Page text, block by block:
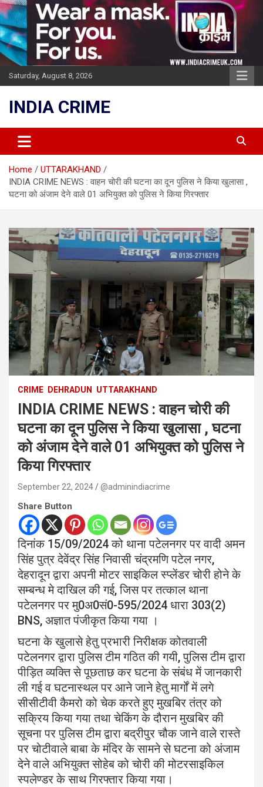
Skip
to
content
Saturday, August 8, 2026
INDIA CRIME
Home
UTTARAKHAND
INDIA CRIME NEWS : वाहन चोरी की घटना का दून पुलिस ने किया खुलासा ,
घटना को अंजाम देने वाले 01 अभियुक्त को पुलिस ने किया गिरफ्तार
CRIME DEHRADUN UTTARAKHAND
INDIA CRIME NEWS : वाहन चोरी की
घटना का दून पुलिस ने किया खुलासा , घटना
को अंजाम देने वाले 01 अभियुक्त को पुलिस ने
किया गिरफ्तार
September 22, 2024 @adminindiacrime
Share Button
दिनांक 15/09/2024 को थाना पटेलनगर पर वादी अमन
सिंह पुत्र देवेंद्र सिंह निवासी चंद्रमणि पटेल नगर,
देहरादून द्वारा अपनी मोटर साइकिल स्प्लेंडर चोरी होने के
सम्बन्ध मे दाखिल की गई, जिस पर तत्काल थाना
पटेलनगर पर मु0अ0सं0-595/2024 धारा 303(2)
BNS, अज्ञात पंजीकृत किया गया ।
घटना के खुलासे हेतु प्रभारी निरीक्षक कोतवाली
पटेलनगर द्वारा पुलिस टीम गठित की गयी, पुलिस टीम द्वारा
पीड़ित व्यक्ति से पूछताछ कर घटना के संबंध में जानकारी
ली गई व घटनास्थल पर आने जाने हेतु मार्गों में लगे
सीसीटीवी कैमरो को चेक करते हुए मुखबिर तंत्र को
सक्रिय किया गया तथा चेकिंग के दौरान मुखबिर की
सूचना पर पुलिस टीम द्वारा बद्रीपुर चौक जाने वाले रास्ते
पर चोटीवाले बाबा के मंदिर के सामने से घटना को अंजाम
देने वाले अभियुक्त सोहेब को चोरी की मोटरसाइकिल
स्पलेण्डर के साथ गिरफ्तार किया गया।